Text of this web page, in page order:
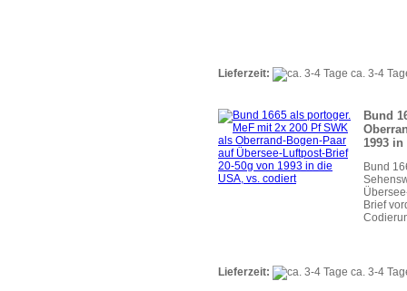
Lieferzeit: ca. 3-4
Bund
1993
Bund
Brief
Lieferzeit: ca. 3-4